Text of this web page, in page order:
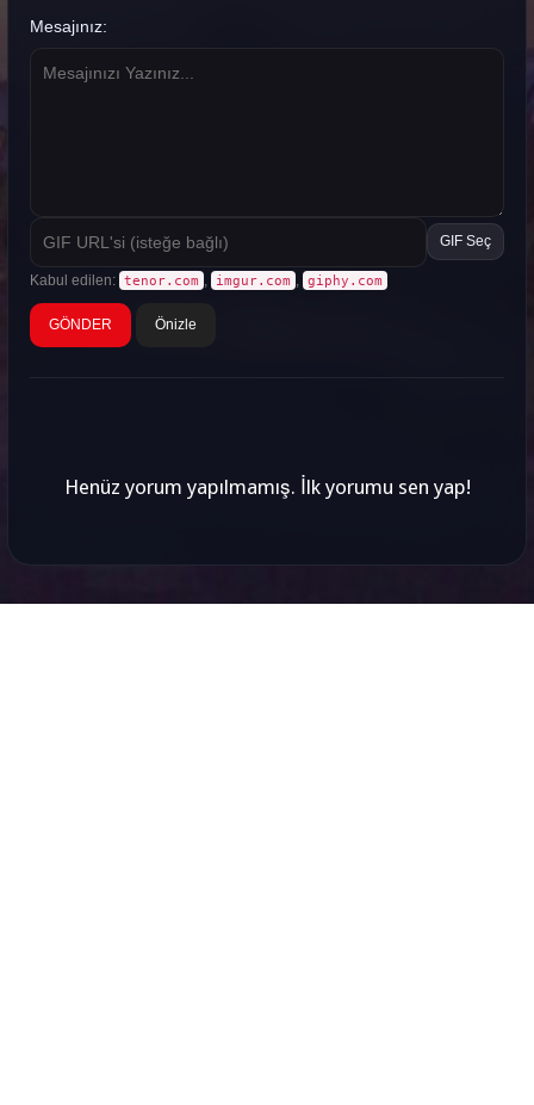
Mesajınız:
GIF Seç
Kabul edilen: tenor.com imgur.com giphy.com
Önizle
Henüz yorum yapılmamış. İlk yorumu sen yap!